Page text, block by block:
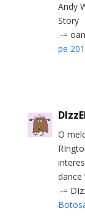
Andy
Story
.-=
pe
O
dance
.-=